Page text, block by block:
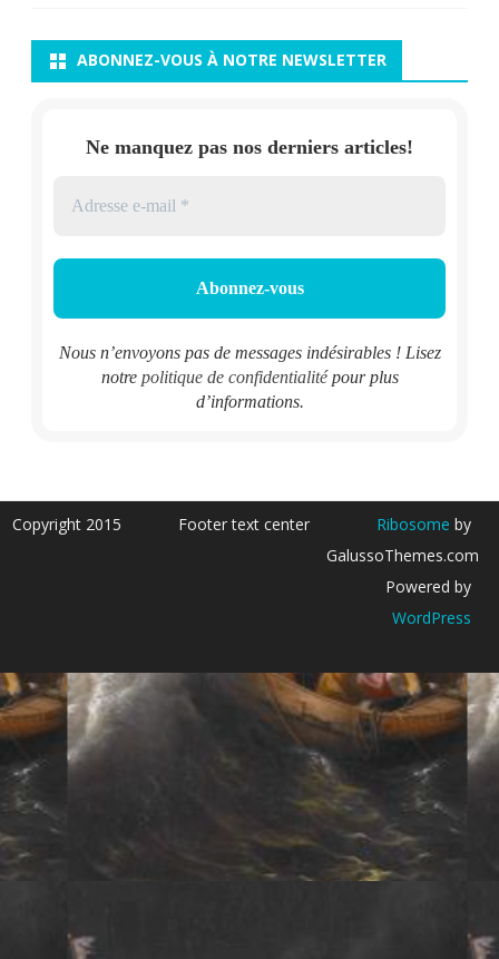
ABONNEZ-VOUS À NOTRE NEWSLETTER
Ne manquez pas nos derniers articles!
Nous n’envoyons pas de messages indésirables ! Lisez
notre politique de confidentialitépour plus
d’informations.
Copyright 2015 Footer text center Ribosome by
GalussoThemes.com
Powered by
WordPress